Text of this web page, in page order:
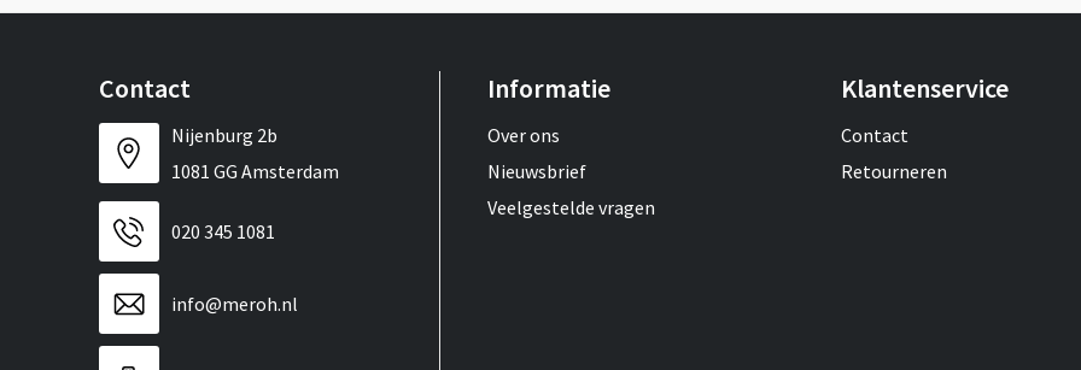
Contact
Nijenburg 2b
1081 GG Amsterdam
020 345 1081
info@meroh.nl
Informatie
Over ons
Nieuwsbrief
Veelgestelde vragen
Klantenservice
Contact
Retourneren